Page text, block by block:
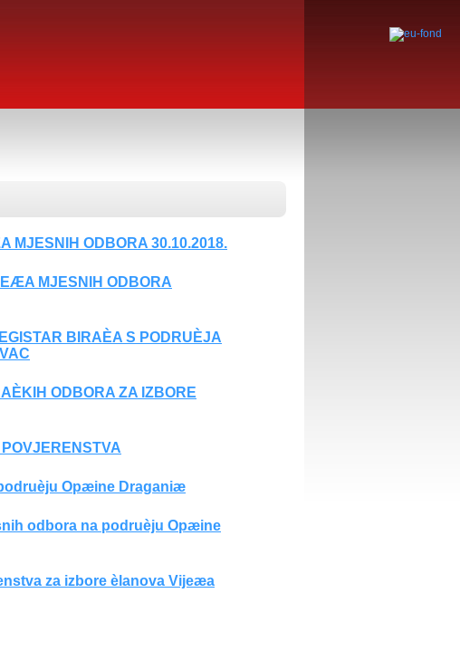
MJESNIH ODBORA 30.10.2018.
MJESNIH ODBORA
BIRAÈA S PODRUÈJA
ODBORA ZA IZBORE
Opæine Draganiæ
odbora na podruèju Opæine
za izbore èlanova Vijeæa